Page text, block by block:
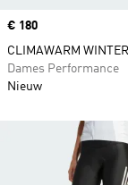
Price
€ 180
CLIMAWARM
Dames Performance
Nieuw